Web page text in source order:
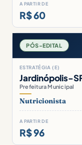
A PARTIR DE
R$ 60
PÓS-EDITAL
ESTRATÉGIA (E)
Jardinópolis-
Prefeitura Municipal
Nutricionista
A PARTIR DE
R$ 96